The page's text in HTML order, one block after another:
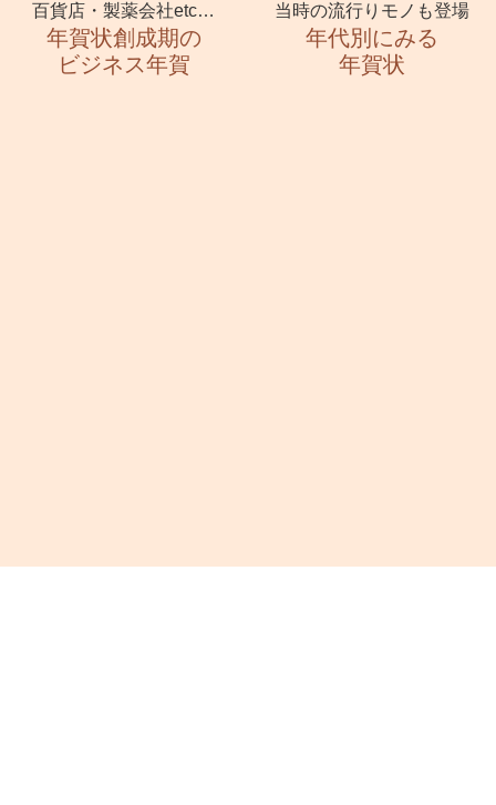
百貨店・製薬会社etc…
年賀状創成期の
ビジネス年賀
当時の流行りモノも登場
年代別にみる
年賀状